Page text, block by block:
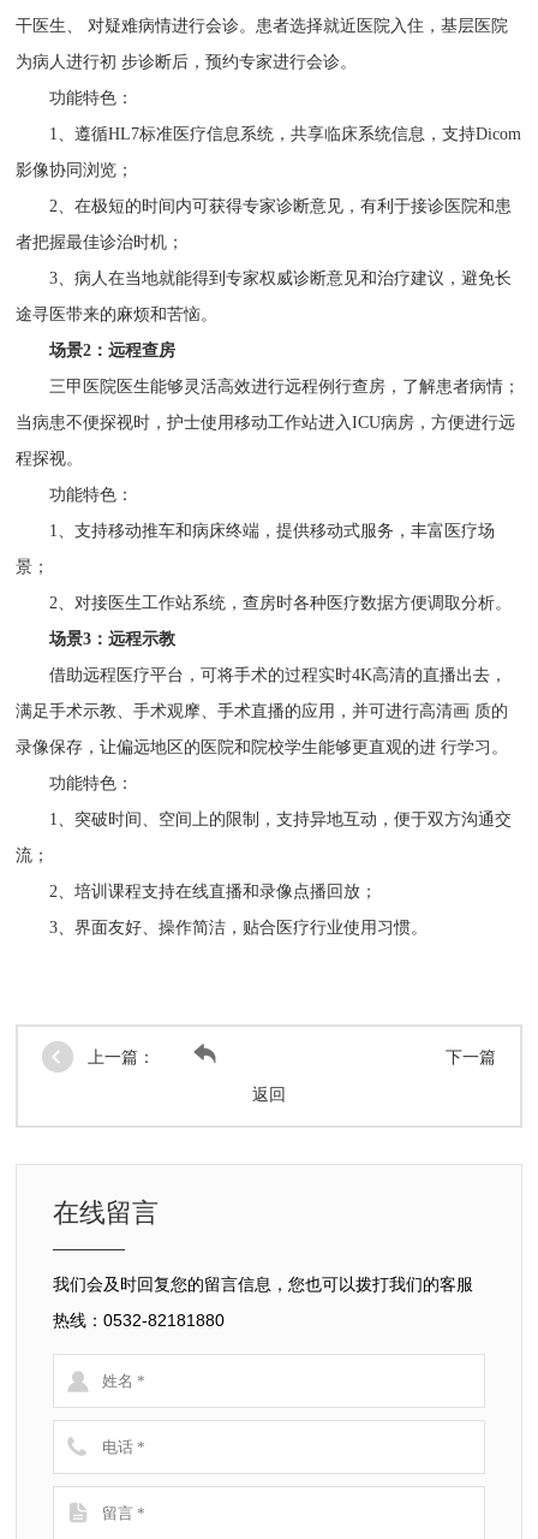
干医生、 对疑难病情进行会诊。患者选择就近医院入住，基层医院
为病人进行初 步诊断后，预约专家进行会诊。
功能特色：
1、遵循HL7标准医疗信息系统，共享临床系统信息，支持Dicom
影像协同浏览；
2、在极短的时间内可获得专家诊断意见，有利于接诊医院和患
者把握最佳诊治时机；
3、病人在当地就能得到专家权威诊断意见和治疗建议，避免长
途寻医带来的麻烦和苦恼。
场景2：远程查房
三甲医院医生能够灵活高效进行远程例行查房，了解患者病情；
当病患不便探视时，护士使用移动工作站进入ICU病房，方便进行远
程探视。
功能特色：
1、支持移动推车和病床终端，提供移动式服务，丰富医疗场
景；
2、对接医生工作站系统，查房时各种医疗数据方便调取分析。
场景3：远程示教
借助远程医疗平台，可将手术的过程实时4K高清的直播出去，
满足手术示教、手术观摩、手术直播的应用，并可进行高清画 质的
录像保存，让偏远地区的医院和院校学生能够更直观的进 行学习。
功能特色：
1、突破时间、空间上的限制，支持异地互动，便于双方沟通交
流；
2、培训课程支持在线直播和录像点播回放；
3、界面友好、操作简洁，贴合医疗行业使用习惯。
上一篇：
返回
下一篇
在线留言
我们会及时回复您的留言信息，您也可以拨打我们的客服
热线：0532-82181880